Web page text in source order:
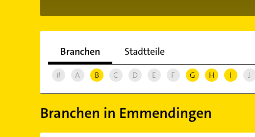
Branchen Stadtteile
# A B C D E F G H I J
Branchen in Emmendingen